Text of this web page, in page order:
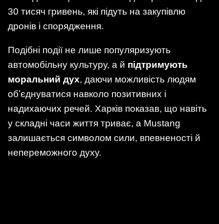
30 тисяч гривень, які підуть на закупівлю
дронів і спорядження.
Подібні події не лише популяризують
автомобільну культуру, а й підтримують
моральний дух, даючи можливість людям
обʼєднуватися навколо позитивних і
надихаючих речей. Харків показав, що навіть
у складні часи життя триває, а Mustang
залишається символом сили, впевненості й
непереможного духу.